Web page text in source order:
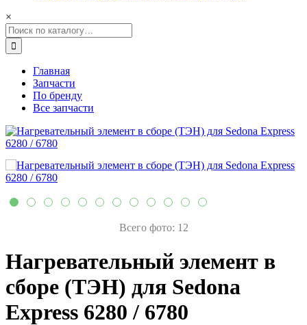
×
Главная
Запчасти
По бренду
Все запчасти
Всего фото: 12
Нагревательный элемент в
сборе (ТЭН) для Sedona
Express 6280 / 6780